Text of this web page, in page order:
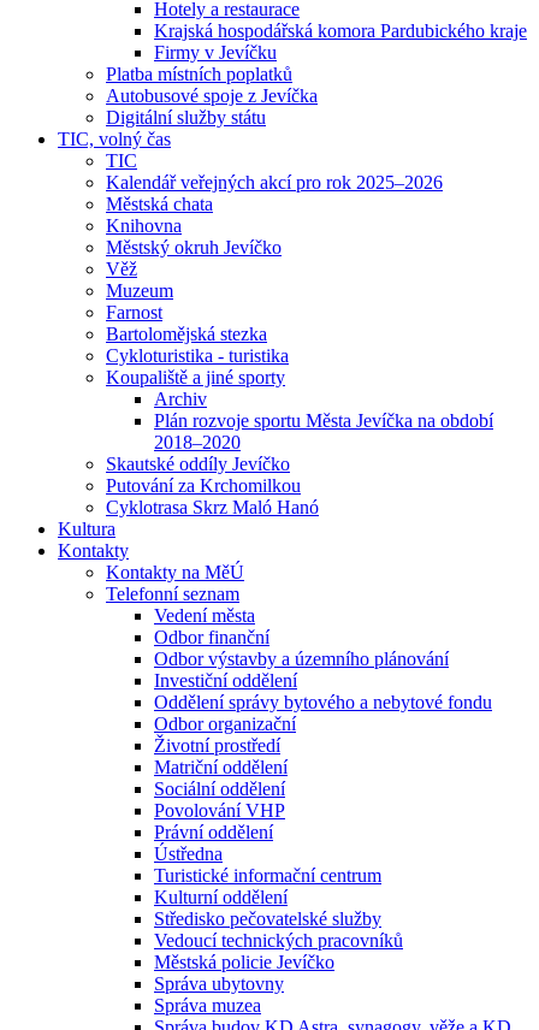
Hotely a restaurace
Krajská hospodářská komora Pardubického kraje
Firmy v Jevíčku
Platba místních poplatků
Autobusové spoje z Jevíčka
Digitální služby státu
TIC, volný čas
TIC
Kalendář veřejných akcí pro rok 2025–2026
Městská chata
Knihovna
Městský okruh Jevíčko
Věž
Muzeum
Farnost
Bartolomějská stezka
Cykloturistika - turistika
Koupaliště a jiné sporty
Archiv
Plán rozvoje sportu Města Jevíčka na období
2018–2020
Skautské oddíly Jevíčko
Putování za Krchomilkou
Cyklotrasa Skrz Maló Hanó
Kultura
Kontakty
Kontakty na MěÚ
Telefonní seznam
Vedení města
Odbor finanční
Odbor výstavby a územního plánování
Investiční oddělení
Oddělení správy bytového a nebytové fondu
Odbor organizační
Životní prostředí
Matriční oddělení
Sociální oddělení
Povolování VHP
Právní oddělení
Ústředna
Turistické informační centrum
Kulturní oddělení
Středisko pečovatelské služby
Vedoucí technických pracovníků
Městská policie Jevíčko
Správa ubytovny
Správa muzea